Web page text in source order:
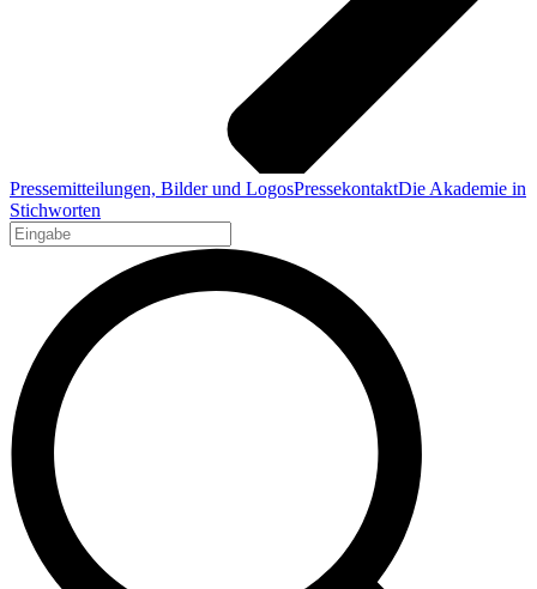
Pressemitteilungen, Bilder und LogosPressekontaktDie Akademie in
Stichworten